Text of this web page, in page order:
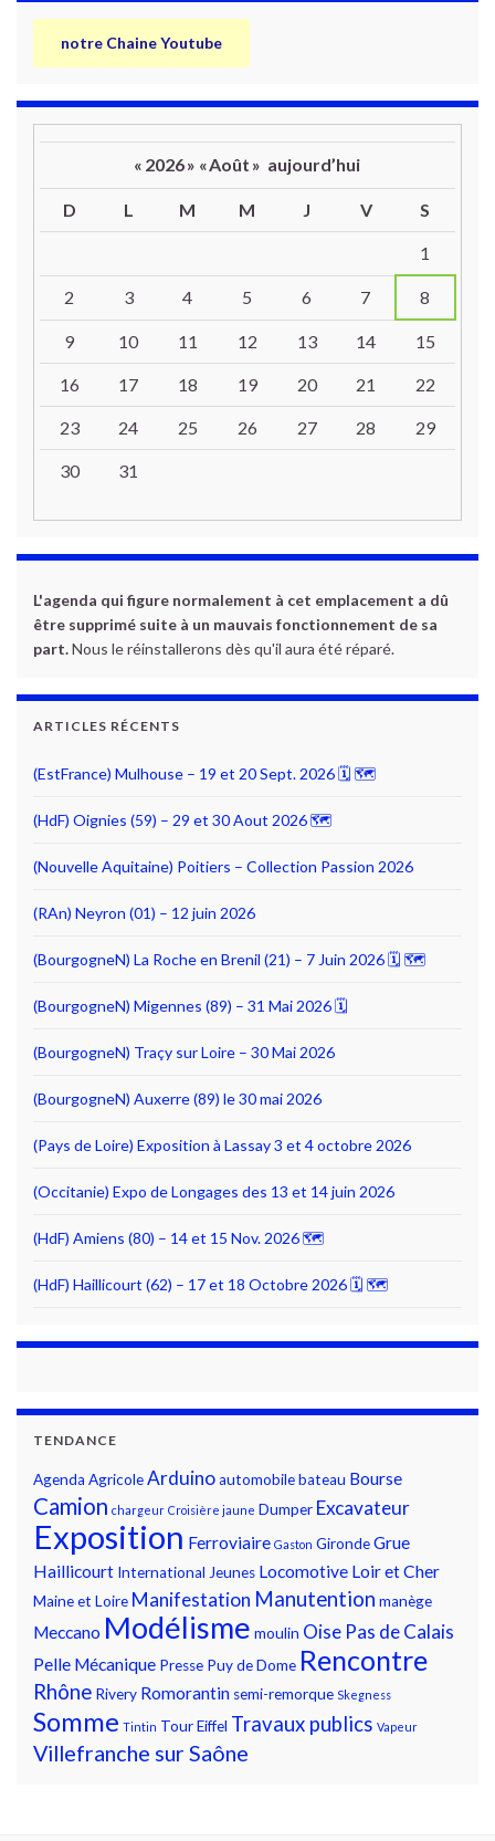
notre Chaine Youtube
« 2026» «Août » aujourd’hui
D L M M J V S
1
2 3 4 5 6 7 8
9 10 11 12 13 14 15
16 17 18 19 20 21 22
23 24 25 26 27 28 29
30 31
L'agenda qui figure normalement à cet emplacement a dû
être supprimé suite à un mauvais fonctionnement de sa
part.Nous le réinstallerons dès qu'il aura été réparé.
ARTICLES RÉCENTS
(EstFrance) Mulhouse – 19 et 20 Sept. 2026 🗓 🗺
(HdF) Oignies (59) – 29 et 30 Aout 2026 🗺
(Nouvelle Aquitaine) Poitiers – Collection Passion 2026
(RAn) Neyron (01) – 12 juin 2026
(BourgogneN) La Roche en Brenil (21) – 7 Juin 2026 🗓 🗺
(BourgogneN) Migennes (89) – 31 Mai 2026 🗓
(BourgogneN) Traçy sur Loire – 30 Mai 2026
(BourgogneN) Auxerre (89) le 30 mai 2026
(Pays de Loire) Exposition à Lassay 3 et 4 octobre 2026
(Occitanie) Expo de Longages des 13 et 14 juin 2026
(HdF) Amiens (80) – 14 et 15 Nov. 2026 🗺
(HdF) Haillicourt (62) – 17 et 18 Octobre 2026 🗓 🗺
TENDANCE
Agenda AgricoleArduinoautomobilebateau Bourse
Camion chargeur Croisière jaune Dumper Excavateur
Exposition Ferroviaire Gaston GirondeGrue
Haillicourt International Jeunes Locomotive Loir et Cher
Maine et Loire Manifestation Manutention manège
Meccano Modélisme moulin Oise Pas de Calais
Pelle Mécanique Presse Puy de Dome Rencontre
Rhône Rivery Romorantin semi-remorque Skegness
Somme Tintin Tour Eiffel Travaux publics Vapeur
Villefranche sur Saône